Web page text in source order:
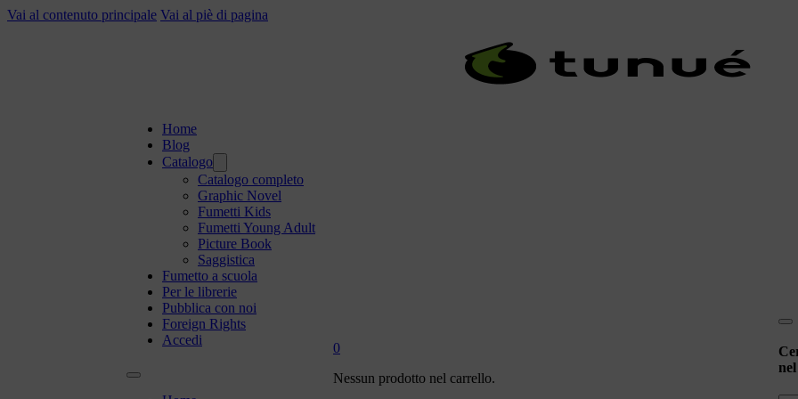
Vai al contenuto principale Vai al piè di pagina
Home
Blog
Catalogo
Catalogo completo
Graphic Novel
Fumetti Kids
Fumetti Young Adult
Picture Book
Saggistica
Fumetto a scuola
Per le librerie
Pubblica con noi
Foreign Rights
Accedi
0
Nessun prodotto nel carrello.